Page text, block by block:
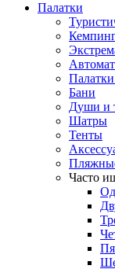
Палатки
Бани
Души и
Шатры
Тенты
Часто